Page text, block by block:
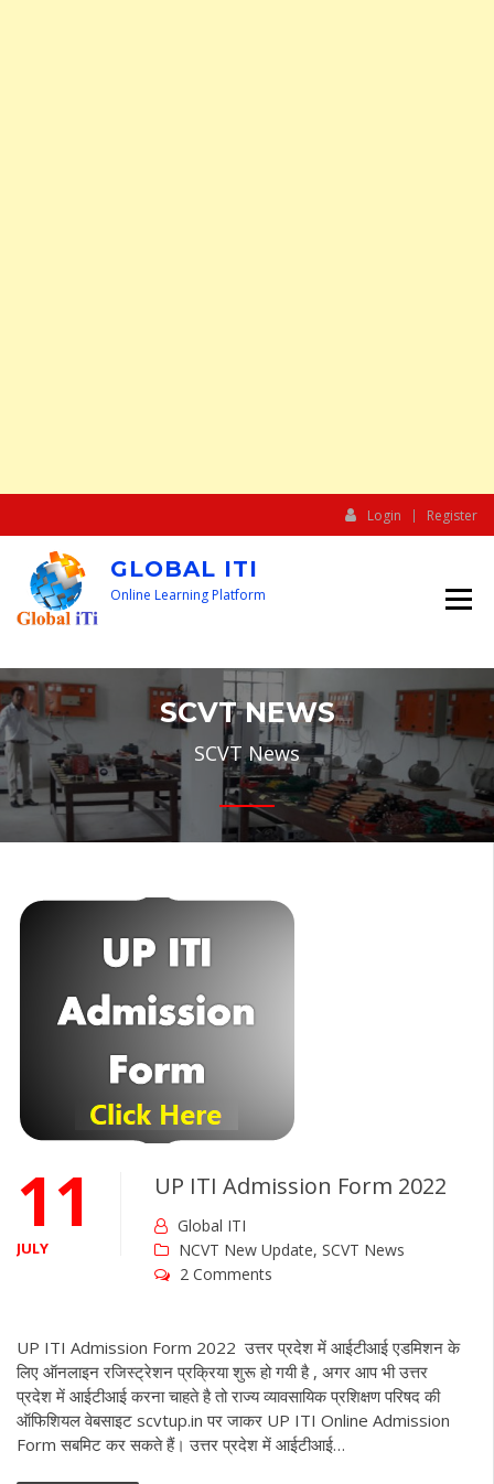
Login Register
GLOBAL ITI
Online Learning Platform
SCVT NEWS
SCVT News
11
JULY
UP ITI Admission Form 2022
Global ITI
NCVT New Update, SCVT News
2 Comments
UP ITI Admission Form 2022 उत्तर प्रदेश में आईटीआई एडमिशन के
लिए ऑनलाइन रजिस्ट्रेशन प्रक्रिया शुरू हो गयी है , अगर आप भी उत्तर
प्रदेश में आईटीआई करना चाहते है तो राज्य व्यावसायिक प्रशिक्षण परिषद की
ऑफिशियल वेबसाइट scvtup.in पर जाकर UP ITI Online Admission
Form सबमिट कर सकते हैं। उत्तर प्रदेश में आईटीआई…